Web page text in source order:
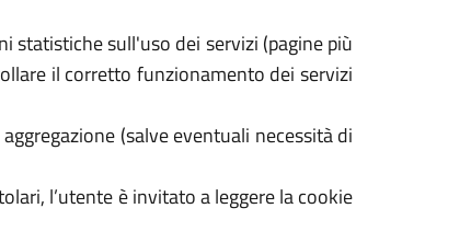
statistiche sull'uso dei servizi (pagine più
il corretto funzionamento dei servizi
(salve eventuali necessità di
l’utente è invitato a leggere la cookie